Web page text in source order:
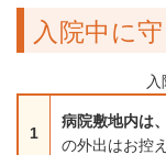
入院中に
1
病院敷地内は
の外出はお控